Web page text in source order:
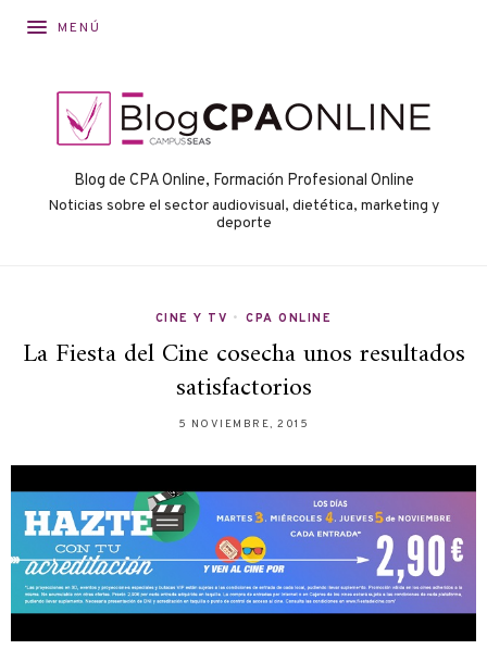
MENÚ
Blog de CPA Online, Formación Profesional Online
Noticias sobre el sector audiovisual, dietética, marketing y
deporte
CINE Y TV • CPA ONLINE
La Fiesta del Cine cosecha unos resultados
satisfactorios
5 NOVIEMBRE, 2015